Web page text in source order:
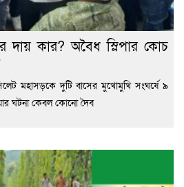
দায় কার? অবৈধ স্লিপার কোচ
মহাসড়কে দুটি বাসের মুখোমুখি সংঘর্ষে ৯
ঘটনা কেবল কোনো দৈব